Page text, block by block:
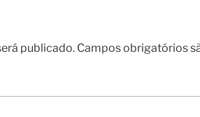
publicado. Campos obrigatórios